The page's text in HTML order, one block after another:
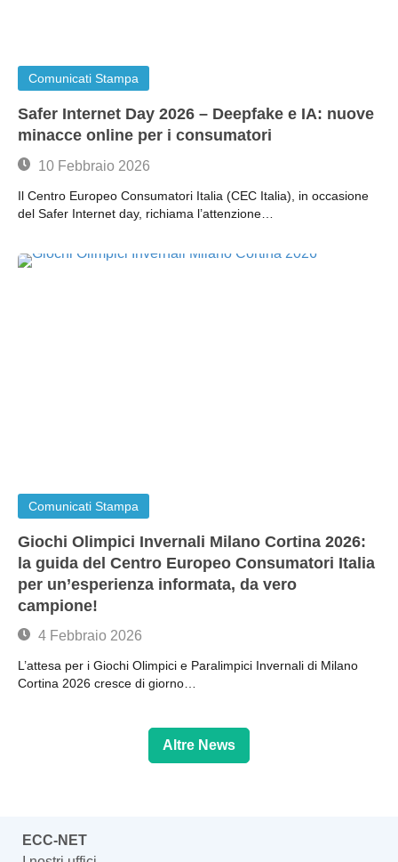
Comunicati Stampa
Safer Internet Day 2026 – Deepfake e IA: nuove
minacce online per i consumatori
10 Febbraio 2026
Il Centro Europeo Consumatori Italia (CEC Italia), in occasione
del Safer Internet day, richiama l’attenzione…
Comunicati Stampa
Giochi Olimpici Invernali Milano Cortina 2026:
la guida del Centro Europeo Consumatori Italia
per un’esperienza informata, da vero
campione!
4 Febbraio 2026
L’attesa per i Giochi Olimpici e Paralimpici Invernali di Milano
Cortina 2026 cresce di giorno…
Altre News
ECC-NET